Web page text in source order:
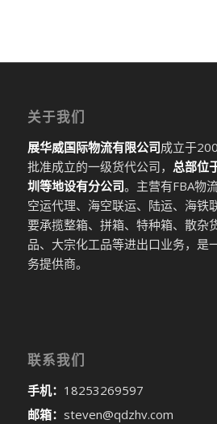
关于我们
展华威国际物流有限公司成立于
批准成立的一级货代公司， 总部位
圳等地设有分公司。主营有FBA物
空运代理、海空联运、陆运、海铁
要承揽整箱、拼箱、特种箱、散杂
品、大宗化工品等进出口业务，是
务提供商。
联系我们
手机： 18253269597
邮箱： steven@qdzhv.com